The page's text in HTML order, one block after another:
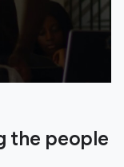
the people